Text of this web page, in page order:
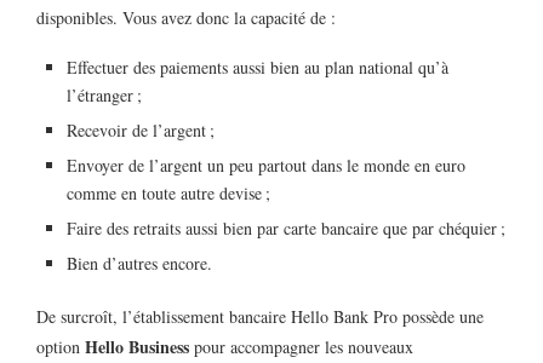
disponibles. Vous avez donc la capacité de :
Effectuer des paiements aussi bien au plan national qu’à
l’étranger ;
Recevoir de l’argent ;
Envoyer de l’argent un peu partout dans le monde en euro
comme en toute autre devise ;
Faire des retraits aussi bien par carte bancaire que par chéquier ;
Bien d’autres encore.
De surcroît, l’établissement bancaire Hello Bank Pro possède une
option Hello Business pour accompagner les nouveaux